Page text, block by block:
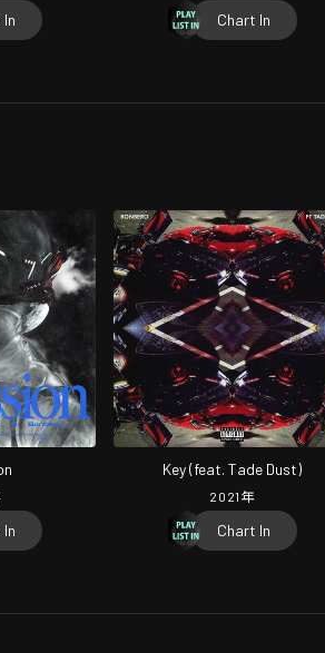
Chart In
Key (feat. Tade Dust)
2021 年
Chart In